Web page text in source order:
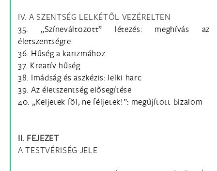
IV. A SZENTSÉG LELKÉTŐL VEZÉRELTEN
35. „Színeváltozott” létezés: meghívás az
életszentségre
36. Hűség a karizmához
37. Kreatív hűség
38. Imádság és aszkézis: lelki harc
39. Az életszentség elősegítése
40. „Keljetek föl, ne féljetek!”: megújított bizalom
II. FEJEZET
A TESTVÉRISÉG JELE